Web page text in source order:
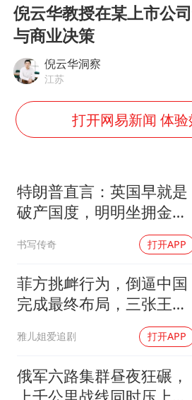
BLG经理辟
以军士兵把
曹颖儿子首
倪云华教授在某上市公
与商业决策
倪云华洞察
江苏
打开网易新闻 体
特朗普直言：英国早就是
破产国度，明明坐拥金
山，却偏偏无动于衷
书写传奇 打开APP
菲方挑衅行为，倒逼中国
完成最终布局，三张王牌
雅儿姐爱追剧 打开APP
俄军六路集群昼夜狂碾，